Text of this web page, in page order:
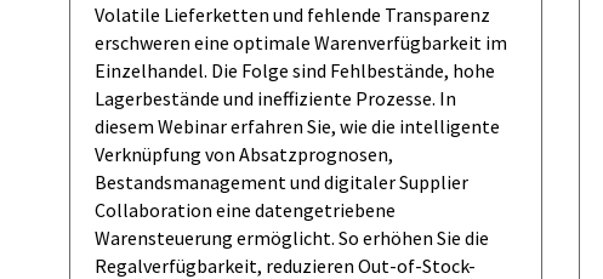
Volatile Lieferketten und fehlende Transparenz
erschweren eine optimale Warenverfügbarkeit im
Einzelhandel. Die Folge sind Fehlbestände, hohe
Lagerbestände und ineffiziente Prozesse. In
diesem Webinar erfahren Sie, wie die intelligente
Verknüpfung von Absatzprognosen,
Bestandsmanagement und digitaler Supplier
Collaboration eine datengetriebene
Warensteuerung ermöglicht. So erhöhen Sie die
Regalverfügbarkeit, reduzieren Out-of-Stock-